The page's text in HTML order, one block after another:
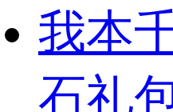
我本
石礼